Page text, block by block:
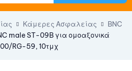
Κάμερες Ασφαλείας
BNC
male ST-09B για ομοαξονικά
RG-59, 10τμχ